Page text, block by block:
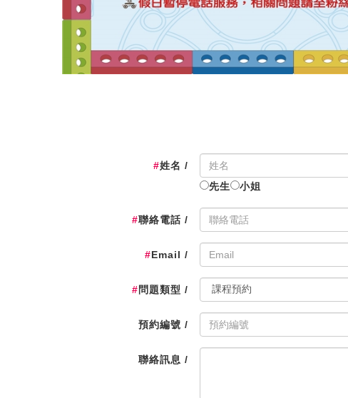
#姓名 /
先生
小姐
#聯絡電話 /
#Email /
#問題類型 /
預約編號 /
聯絡訊息 /